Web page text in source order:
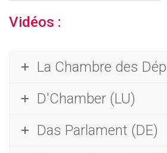
Vidéos :
La Chambre des
D'Chamber (LU)
Das Parlament (DE)